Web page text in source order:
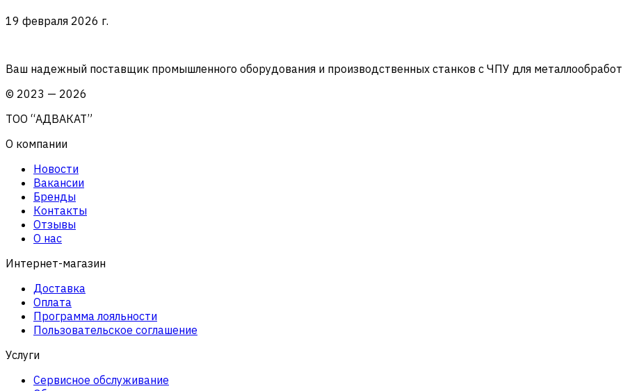
19 февраля 2026 г.
Ваш надежный поставщик промышленного оборудования и производственных станков с ЧПУ для
© 2023 — 2026
ТОО “АДВАКАТ”
О компании
Новости
Вакансии
Бренды
Контакты
Отзывы
О нас
Интернет-магазин
Доставка
Оплата
Программа лояльности
Пользовательское соглашение
Услуги
Сервисное обслуживание